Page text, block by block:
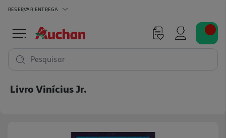
RESERVAR ENTREGA
Pesquisar
Livro Vinícius Jr.